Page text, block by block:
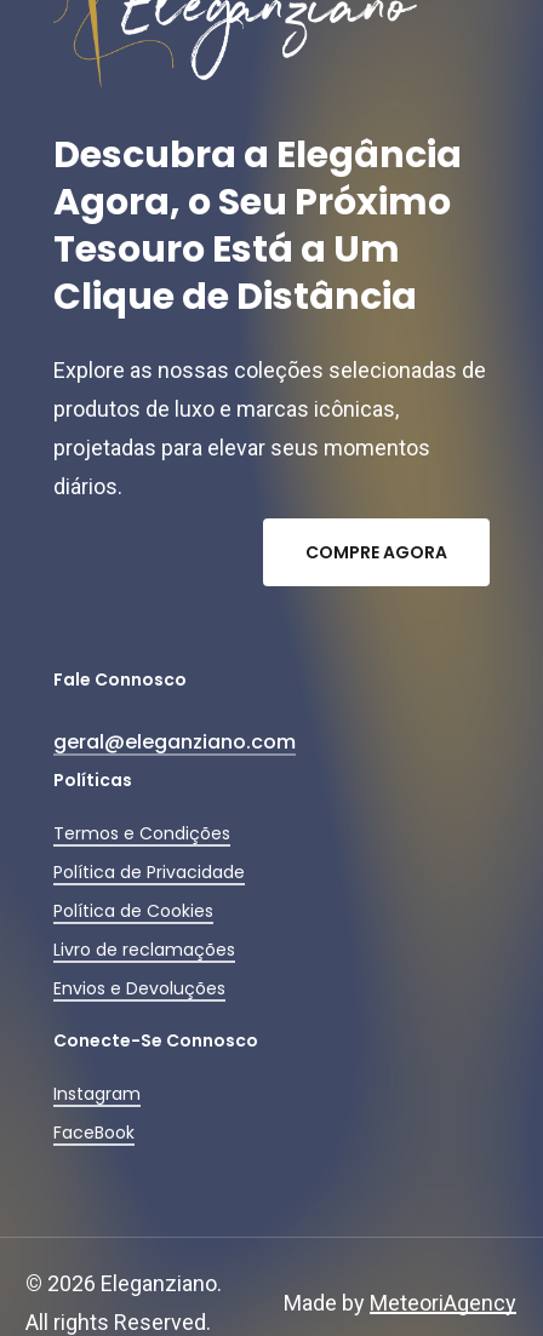
Ver Carrinho Finalizar Compras
Descubra a Elegância
Agora,oSeu Próximo
TesouroEstá a Um
CliquedeDistância
Explore as nossas coleções selecionadas de
produtos de luxo e marcas icônicas,
projetadas para elevar seus momentos
diários.
COMPREAGORA
Fale Connosco
geral@eleganziano.com
Políticas
Termos e Condições
Política de Privacidade
Política de Cookies
Livro de reclamações
Envios e Devoluções
Conecte-Se Connosco
Instagram
FaceBook
© 2026 Eleganziano.
All rights Reserved.
Made by MeteoriAgency